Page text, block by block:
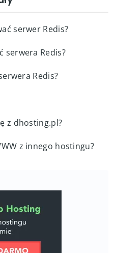
serwer Redis?
serwera Redis?
Redis?
z dhosting.pl?
z innego hostingu?